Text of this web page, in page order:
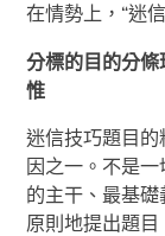
在情勢上，“迷
分標的目的分
惟
迷信技巧題目
因之一。不是
的主干、最基
原則地提出題